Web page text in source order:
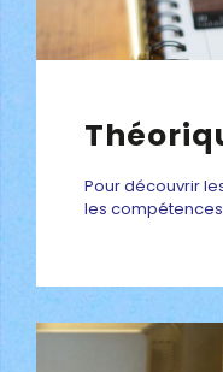
Pour découvrir
les